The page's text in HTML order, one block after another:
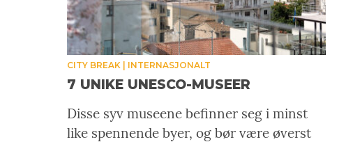
CITY BREAK INTERNASJONALT
7 UNIKE UNESCO-MUSEER
Disse syv museene befinner seg i minst
like spennende byer, og bør være øverst